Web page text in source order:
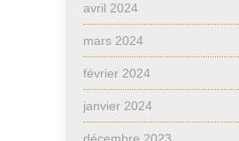
avril 2024
mars 2024
février 2024
janvier 2024